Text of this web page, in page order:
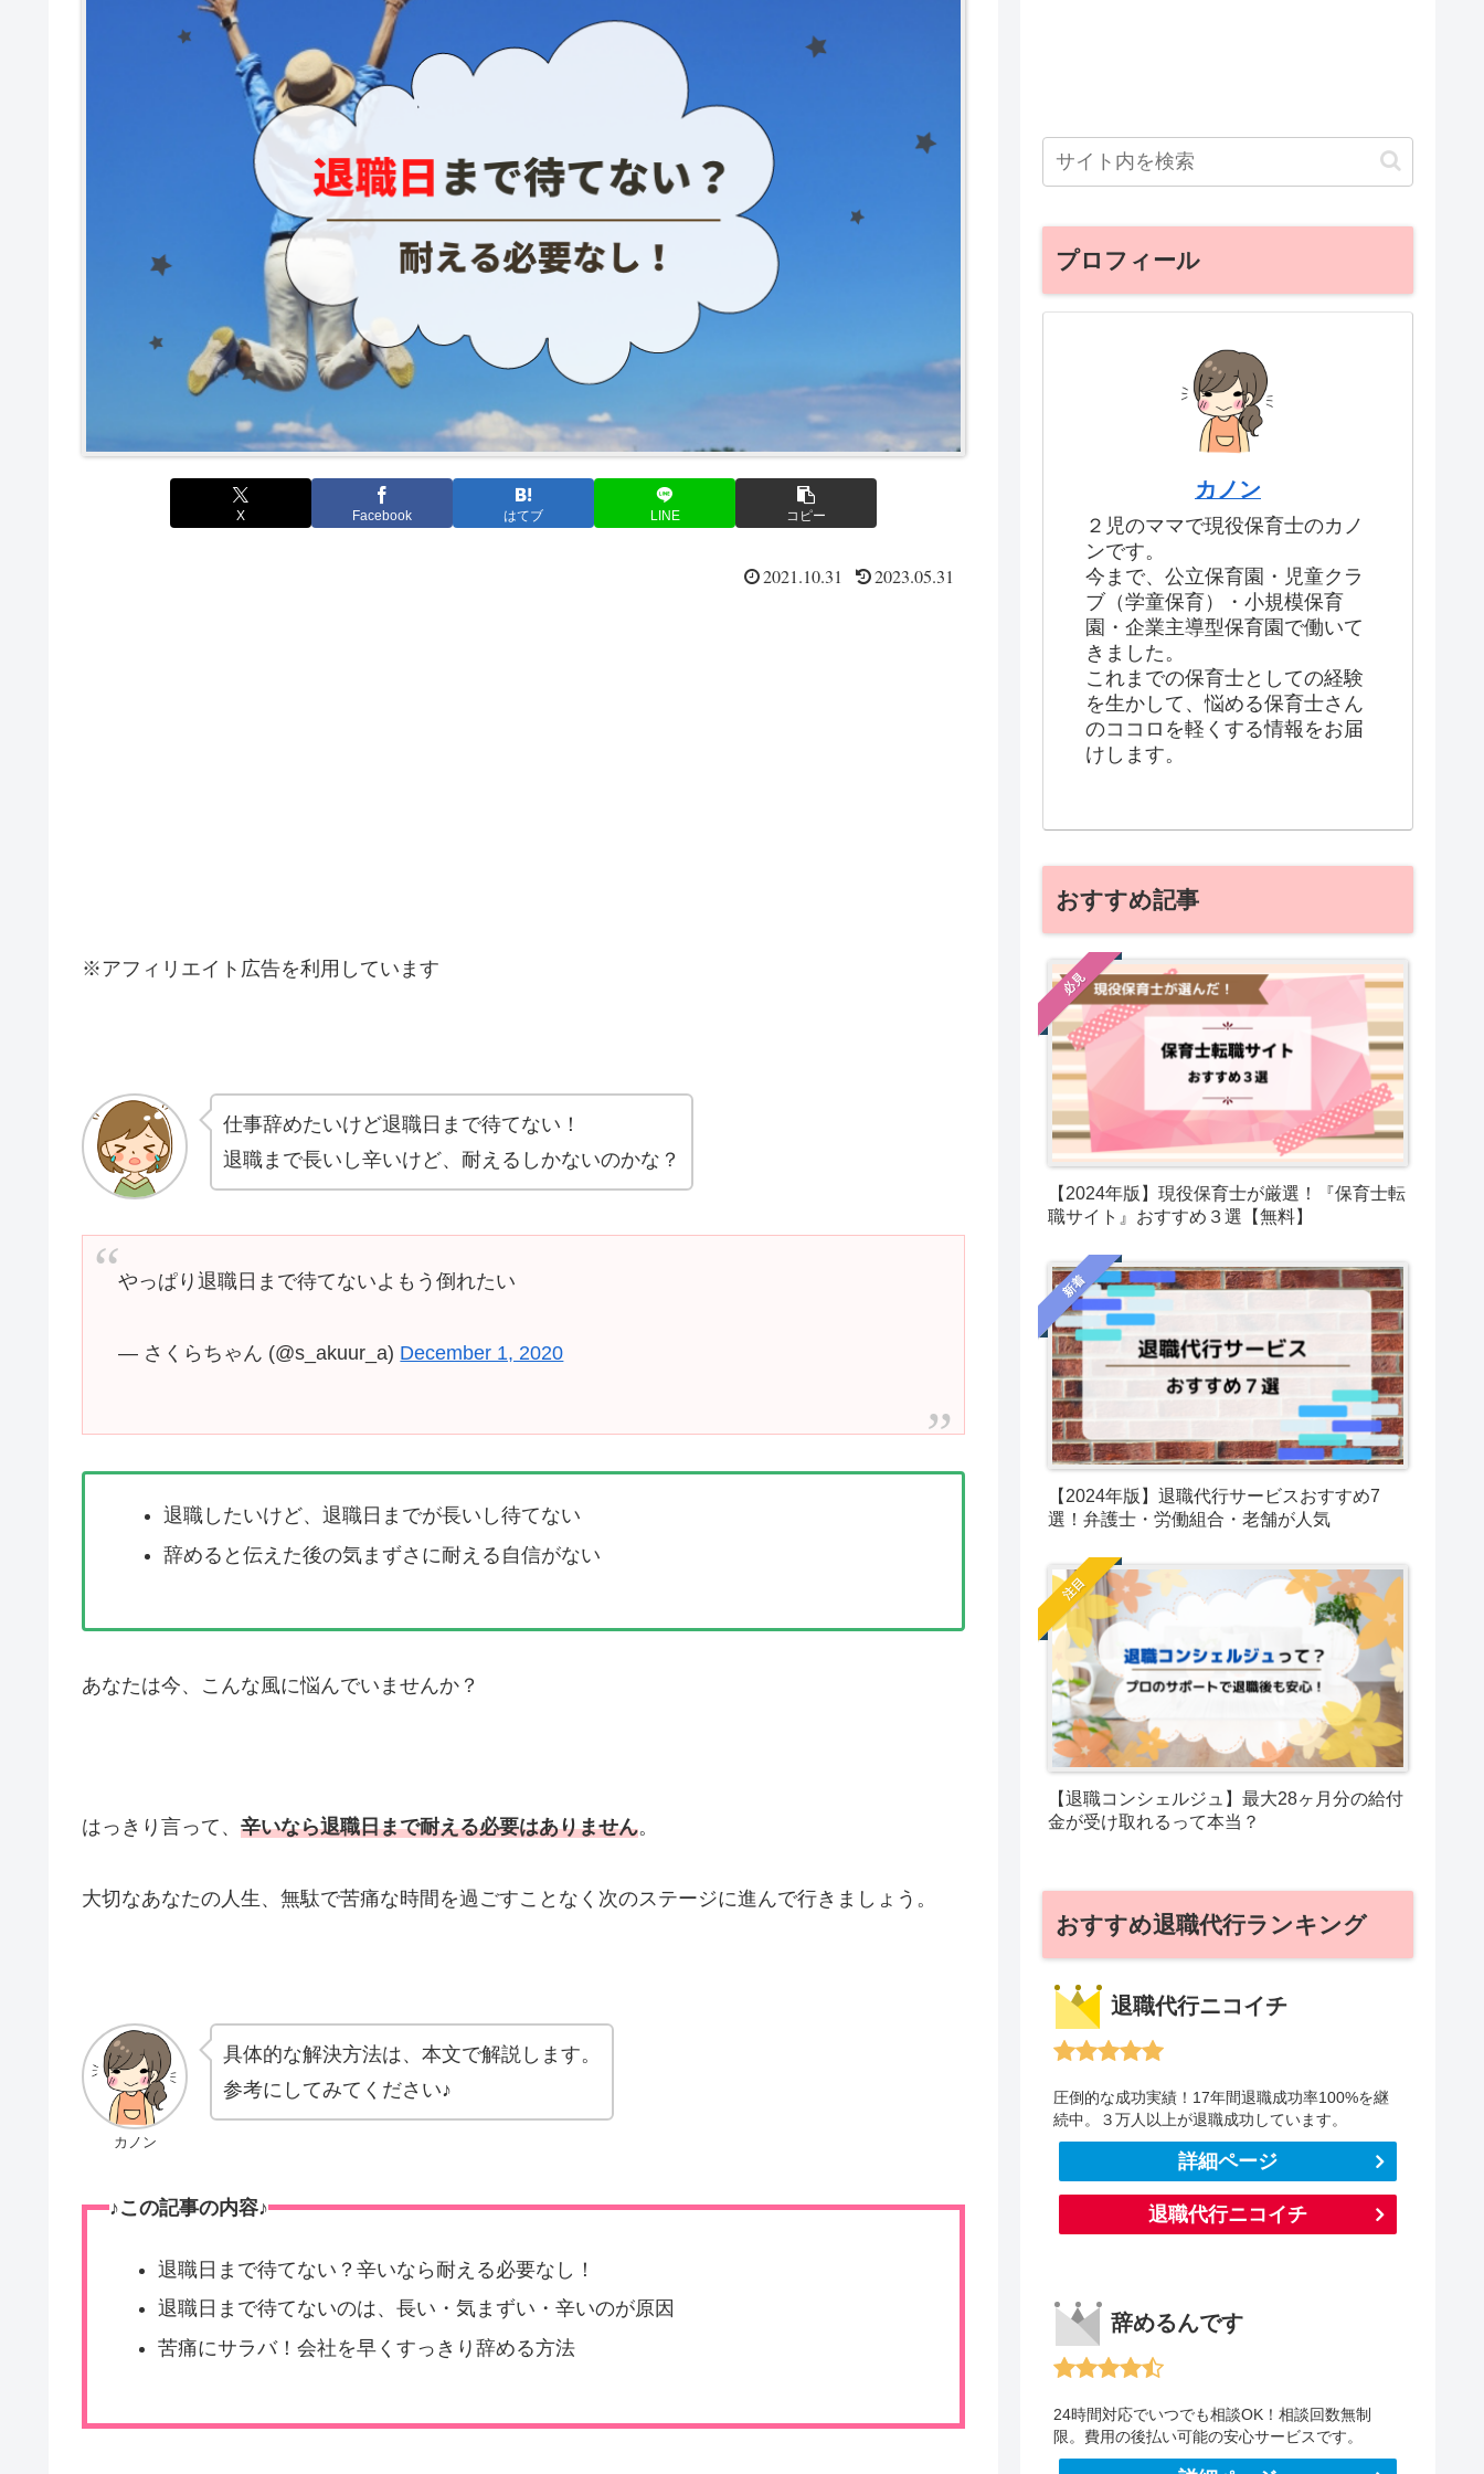
X Facebook はてブ LINE コピー
2021.10.31 2023.05.31
※アフィリエイト広告を利用しています
仕事辞めたいけど退職日まで待てない！
退職まで長いし辛いけど、耐えるしかないのかな？
やっぱり退職日まで待てないよもう倒れたい
— さくらちゃん (@s_akuur_a) December 1, 2020
退職したいけど、退職日までが長いし待てない
辞めると伝えた後の気まずさに耐える自信がない
あなたは今、こんな風に悩んでいませんか？
はっきり言って、 辛いなら退職日まで耐える必要はありません。
大切なあなたの人生、無駄で苦痛な時間を過ごすことなく次のステージに進んで行きましょう。
カノン
具体的な解決方法は、本文で解説します。
参考にしてみてください♪
♪この記事の内容♪
退職日まで待てない？辛いなら耐える必要なし！
退職日まで待てないのは、長い・気まずい・辛いのが原因
苦痛にサラバ！会社を早くすっきり辞める方法
プロフィール
カノン
２児のママで現役保育士のカノ
ンです。
今まで、公立保育園・児童クラ
ブ（学童保育）・小規模保育
園・企業主導型保育園で働いて
きました。
これまでの保育士としての経験
を生かして、悩める保育士さん
のココロを軽くする情報をお届
けします。
おすすめ記事
必見
【2024年版】現役保育士が厳選！『保育士転
職サイト』おすすめ３選【無料】
新着
【2024年版】退職代行サービスおすすめ7
選！弁護士・労働組合・老舗が人気
注目
【退職コンシェルジュ】最大28ヶ月分の給付
金が受け取れるって本当？
おすすめ退職代行ランキング
退職代行ニコイチ
圧倒的な成功実績！17年間退職成功率100%を継
続中。３万人以上が退職成功しています。
詳細ページ
退職代行ニコイチ
辞めるんです
24時間対応でいつでも相談OK！相談回数無制
限。費用の後払い可能の安心サービスです。